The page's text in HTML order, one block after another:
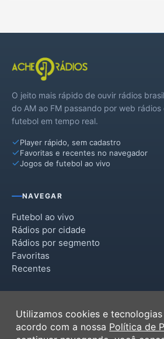
Várzea da Roça
O jeito mais rápido de ouvir rádios
do AM ao FM passando por web rádios
futebol em tempo real.
Player rápido, sem cadastro
Favoritas e recentes no navegador
Jogos de futebol ao vivo
NAVEGAR
Futebol ao vivo
Rádios por cidade
Rádios por segmento
Favoritas
Recentes
Termos de Uso
Política de Privacidade
Utilizamos cookies e
acordo com a nossa Política de